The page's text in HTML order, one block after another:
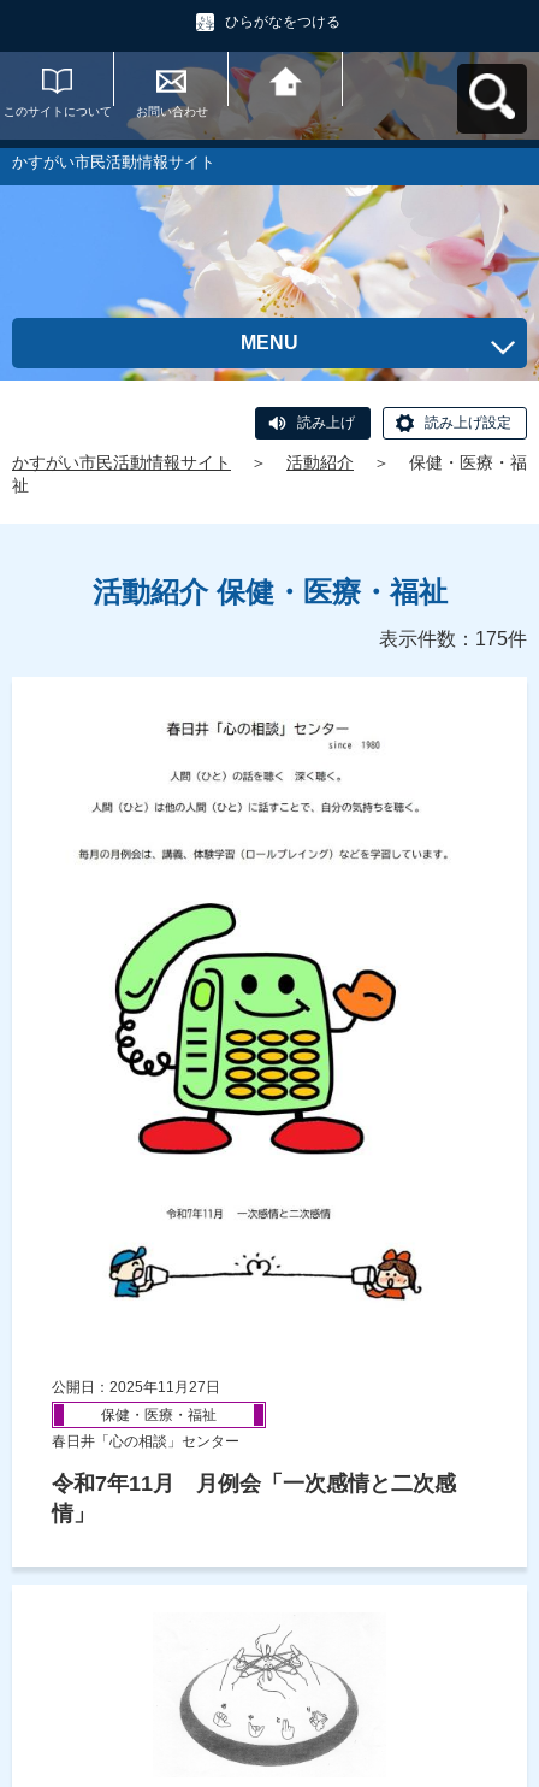
ひらがなをつける
このサイトについて お問い合わせ
かすがい市民活動情
報サイトへ戻る
かすがい市民活動情報サイト
MENU
読み上げ 読み上げ設定
かすがい市民活動情報サイト ＞ 活動紹介 ＞
保健・医療・福
祉
活動紹介 保健・医療・福祉
表示件数：175件
公開日：2025年11月27日
保健・医療・福祉
春日井「心の相談」センター
令和7年11月 月例会「一次感情と二次感
情」